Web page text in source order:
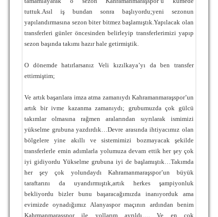
TARİHÇE
TARİHİ BAŞARILAR
BASINDAN
ESKi BAŞKANLAR
ESKİ HOCALAR
HAKKIMIZDA
MİSYON
HAKKIMIZDA
İRTİBAT
SİTE İSTATİSTİKLERİ
REKLAM YAYINI
tuttuk.Asıl iş bundan sonra başlıyordu;yeni sezonun
yapılandırmasına sezon biter bitmez başlamıştık.Yapılacak olan
transferleri günler öncesinden belirleyip transferlerimizi yapıp
sezon başında takımı hazır hale getirmiştik.
O dönemde hatırlarsanız Veli kızılkaya’yı da ben transfer
ettirmiştim;
Ve artık başarılara imza atma zamanıydı Kahramanmaraşspor’un
artık bir ivme kazanma zamanıydı; grubumuzda çok gülcü
takımlar olmasına rağmen aralarından sıyrılarak ismimizi
yükselme grubuna yazdırdık…Devre arasında ihtiyacımız olan
bölgelere yine akıllı ve sistemimizi bozmayacak şekilde
transferlerle emin adımlarla yolumuza devam ettik her şey çok
iyi gidiyordu Yükselme grubuna iyi de başlamıştık… Takımda
her şey çok yolundaydı Kahramanmaraşspor’un büyük
taraftarını da uyandırmıştık,artık herkes şampiyonluk
bekliyordu bizler bunu başaracağımızda inanıyorduk ama
evimizde oynadığımız Alanyaspor maçının ardından benim
Kahrmanmaraşspor ile yollarım ayrıldı…. Ve en çok